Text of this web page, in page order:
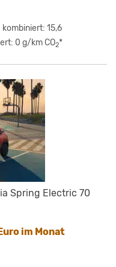
15,6
0 g/km CO2*
Spring Electric 70
im Monat